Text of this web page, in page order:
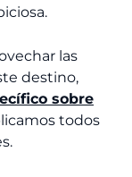
las
destino,
sobre
todos